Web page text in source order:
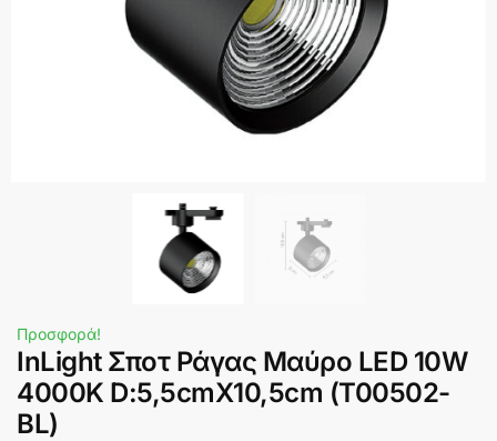
Προσφορά!
InLight Σποτ Ράγας Μαύρο LED 10W
4000K D:5,5cmX10,5cm (T00502-
BL)